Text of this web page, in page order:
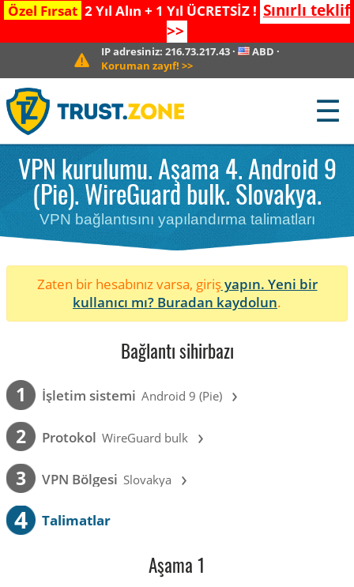
Özel Fırsat 2 Yıl Alın + 1 Yıl ÜCRETSİZ ! Sınırlı teklif
>>
IP adresiniz: 216.73.217.43· ABD ·
Koruman zayıf! >>
☰
VPN kurulumu. Aşama 4. Android 9
(Pie). WireGuard bulk. Slovakya.
VPN bağlantısını yapılandırma talimatları
Zaten bir hesabınız varsa, girişyapın. Yeni bir
kullanıcı mı? Buradan kaydolun.
Bağlantı sihirbazı
1 İşletim sistemi Android 9 (Pie) ›
2 Protokol WireGuard bulk ›
3 VPN Bölgesi Slovakya ›
4 Talimatlar
Aşama 1